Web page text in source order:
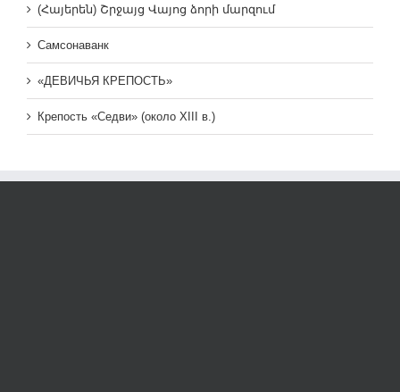
(Հայերեն) Շրջայց Վայոց ձորի մարզում
Самсонаванк
«ДЕВИЧЬЯ КРЕПОСТЬ»
Крепость «Седви» (около XIII в.)